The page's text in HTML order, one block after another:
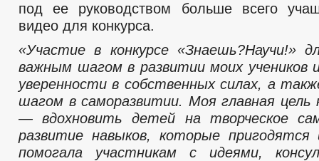
под ее руководством больше всего
видео для конкурса.
«Участие в конкурсе «Знаешь?Научи!»
важным шагом в развитии моих учеников
уверенности в собственных силах, а
шагом в саморазвитии. Моя главная цель
— вдохновить детей на творческое
развитие навыков, которые
помогала участникам с идеями,